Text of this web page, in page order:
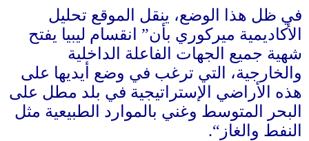
في ظل هذا الوضع، ينقل الموقع تحليل
الأكاديمية ميركوري بأن”
انقسام ليبيا يفتح
شهية جميع الجهات الفاعلة الداخلية
والخارجية، التي ترغب في وضع أيديها على
هذه الأراضي الإستراتيجية في بلد مطل على
البحر المتوسط ​​وغني بالموارد الطبيعية مثل
النفط والغاز “.